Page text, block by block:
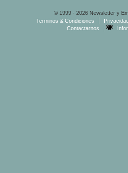
© 1999 - 2026 Newsletter y
Terminos & Condiciones
Privacidad
Contactarnos